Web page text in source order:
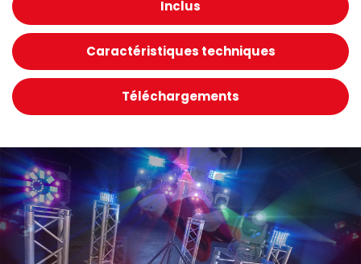
Inclus
Caractéristiques techniques
Téléchargements